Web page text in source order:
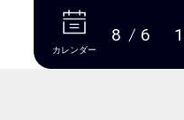
本文へ
カレンダー
8 6